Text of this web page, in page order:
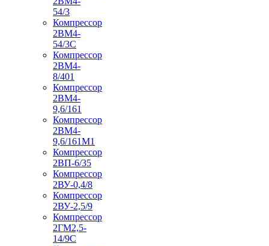
54/3
Компрессор
2ВМ4-
54/3С
Компрессор
2ВМ4-
8/401
Компрессор
2ВМ4-
9,6/161
Компрессор
2ВМ4-
9,6/161М1
Компрессор
2ВП-6/35
Компрессор
2ВУ-0,4/8
Компрессор
2ВУ-2,5/9
Компрессор
2ГМ2,5-
14/9С